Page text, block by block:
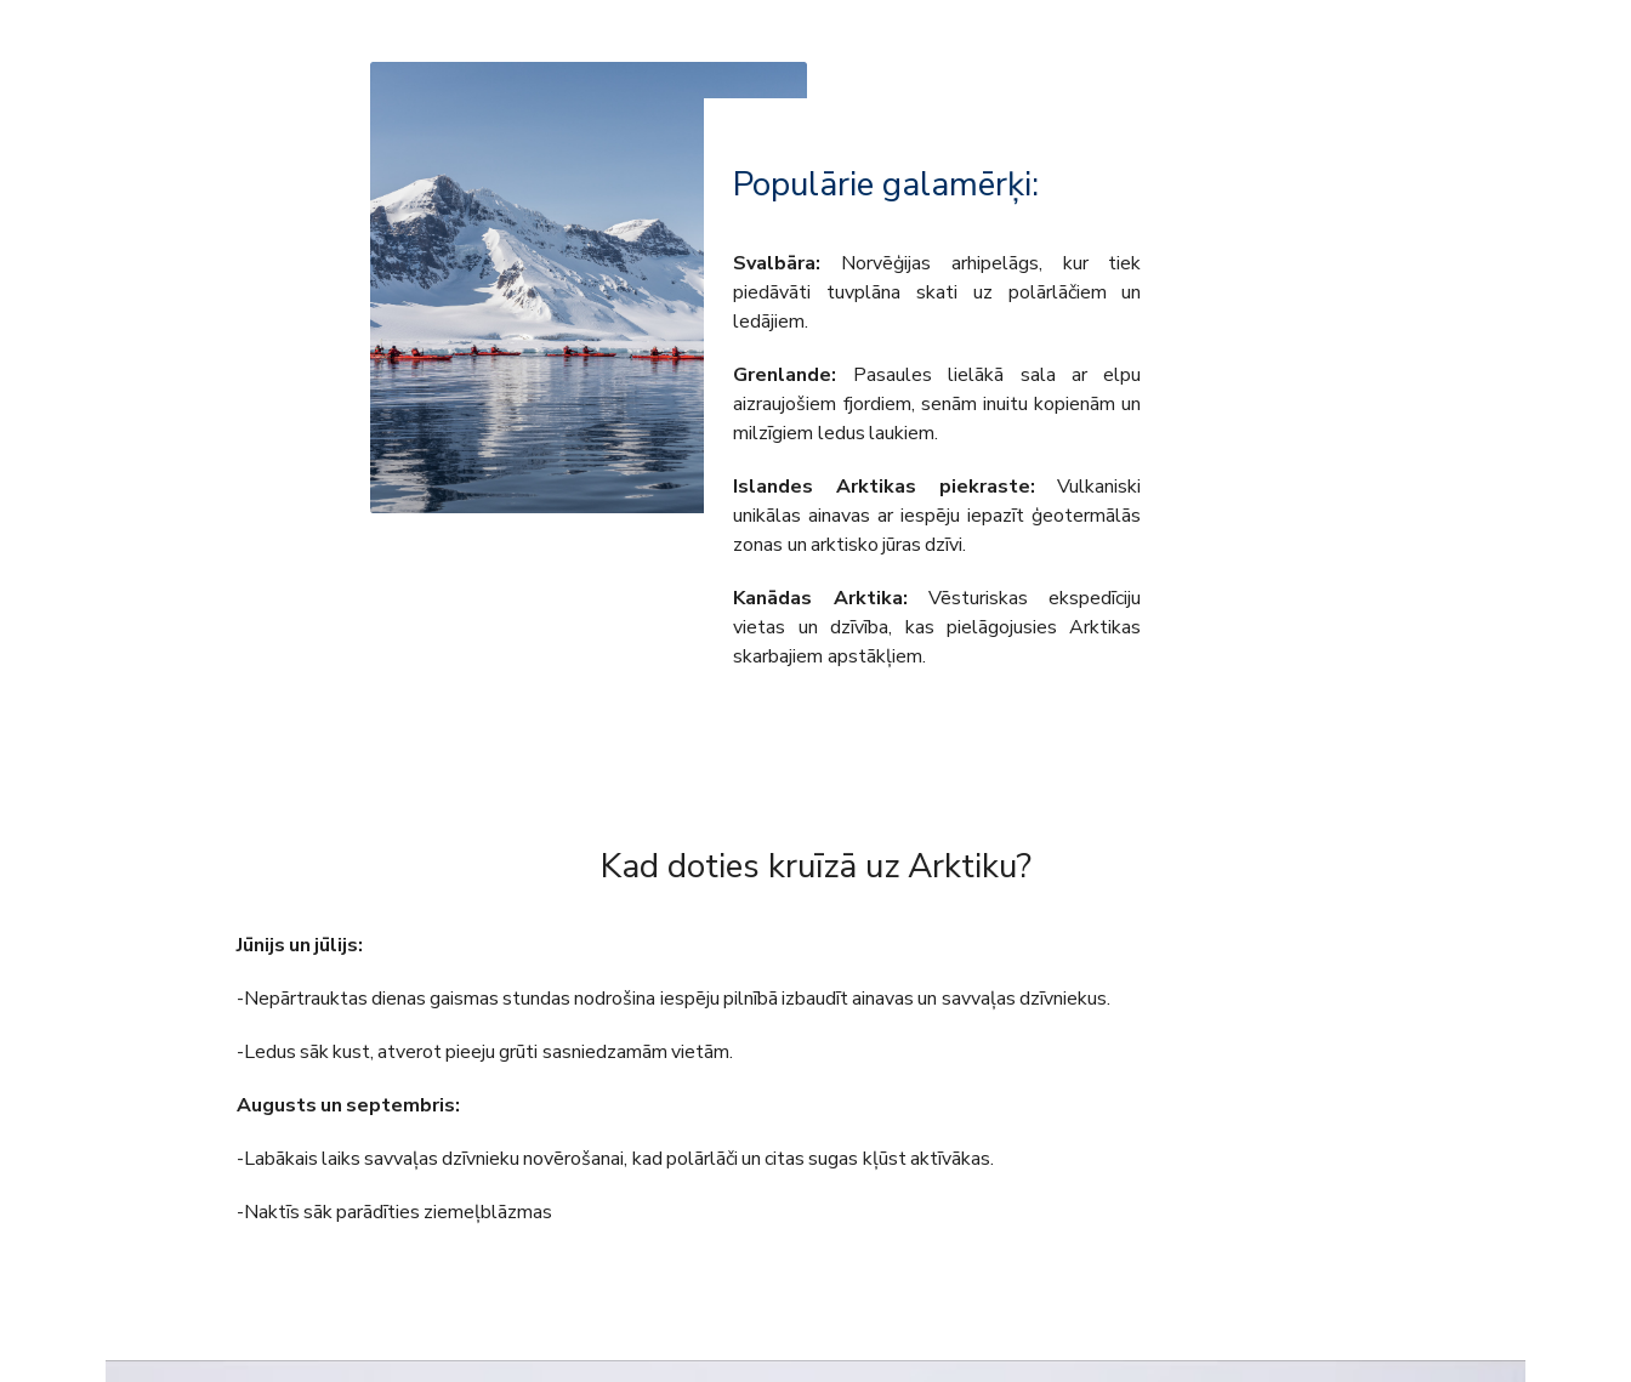
Populārie galamērķi:
Svalbāra: Norvēģijas arhipelāgs, kur tiek
piedāvāti tuvplāna skati uz polārlāčiem un
ledājiem.
Grenlande: Pasaules lielākā sala ar elpu
aizraujošiem fjordiem, senām inuitu kopienām un
milzīgiem ledus laukiem.
Islandes Arktikas piekraste: Vulkaniski
unikālas ainavas ar iespēju iepazīt ģeotermālās
zonas un arktisko jūras dzīvi.
Kanādas Arktika: Vēsturiskas ekspedīciju
vietas un dzīvība, kas pielāgojusies Arktikas
skarbajiem apstākļiem.
Kad doties kruīzā uz Arktiku?
Jūnijs un jūlijs:
-Nepārtrauktas dienas gaismas stundas nodrošina iespēju pilnībā izbaudīt ainavas un savvaļas dzīvniekus.
-Ledus sāk kust, atverot pieeju grūti sasniedzamām vietām.
Augusts un septembris:
-Labākais laiks savvaļas dzīvnieku novērošanai, kad polārlāči un citas sugas kļūst aktīvākas.
-Naktīs sāk parādīties ziemeļblāzmas